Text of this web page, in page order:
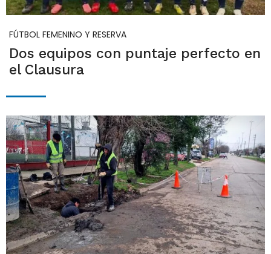
FÚTBOL FEMENINO Y RESERVA
Dos equipos con puntaje perfecto en
el Clausura